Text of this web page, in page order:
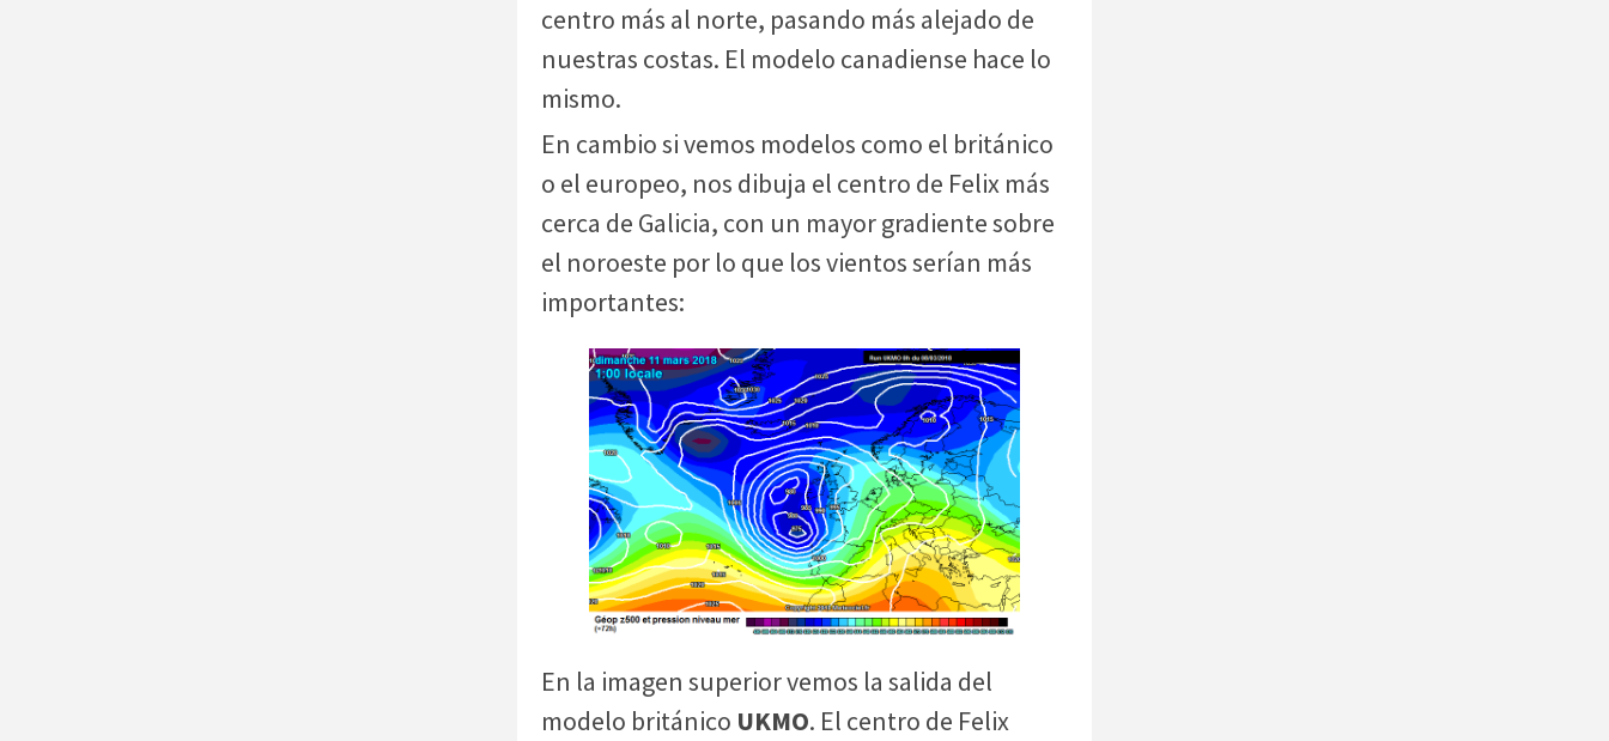
centro más al norte, pasando más alejado de
nuestras costas. El modelo canadiense hace lo
mismo.
En cambio si vemos modelos como el británico
o el europeo, nos dibuja el centro de Felix más
cerca de Galicia, con un mayor gradiente sobre
el noroeste por lo que los vientos serían más
importantes:
En la imagen superior vemos la salida del
modelo británico UKMO. El centro de Felix